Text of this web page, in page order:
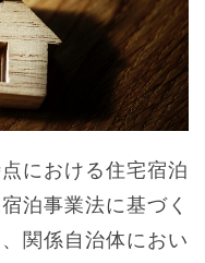
における住宅宿泊
泊事業法に基づく
関係自治体におい